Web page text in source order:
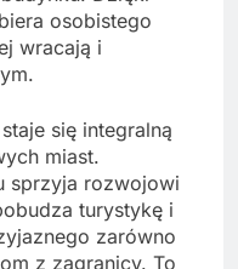
osobistego
wracają i
się integralną
miast.
sprzyja rozwojowi
turystykę i
zarówno
z zagranicy. To